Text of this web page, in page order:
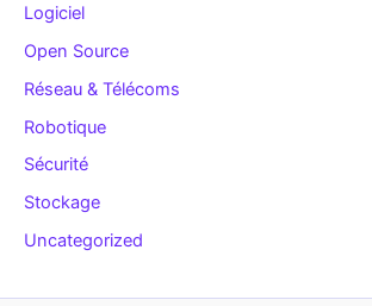
Logiciel
Open Source
Réseau & Télécoms
Robotique
Sécurité
Stockage
Uncategorized